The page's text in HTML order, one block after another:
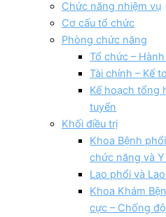
Chức năng nhiệm vụ
Cơ cấu tổ chức
Phòng chức năng
Tổ chức –
Tài chính – Kế
Kế hoạch tổng
tuyển
Khối điều trị
Khoa Bệnh
chức năng và
Lao phổi và
Khoa Khám
cực – Chống